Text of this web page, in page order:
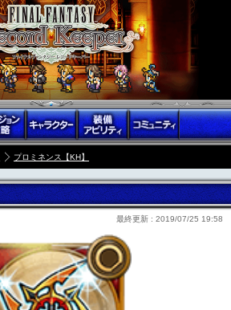
プロミネンス【KH】
最終更新 : 2019/07/25 19:58